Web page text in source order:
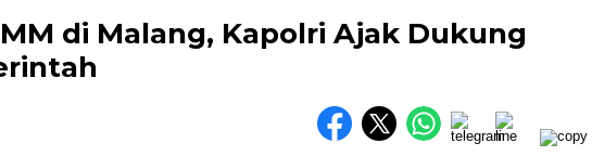
di Malang, Kapolri Ajak Dukung